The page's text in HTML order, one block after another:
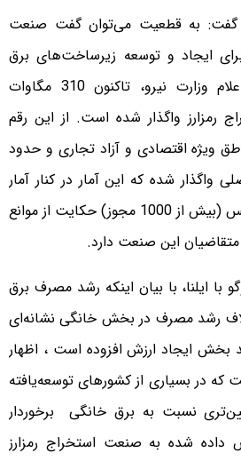
گفت: به قطعیت می‌توان گفت صنعت
ایجاد و توسعه زیرساخت‌های برق
کشور است. بر اساس اعلام وزارت نیرو، تاکنون 310 مگاوات
رمزارز واگذار شده است. از این رقم
مناطق ویژه اقتصادی و آزاد تجاری و حدود
واگذار شده که این آمار در کنار آمار
دریافت‌کنندگان جواز تاسیس (بیش از 1000 مجوز) حکایت از موانع
متقاضیان این صنعت دارد.
ایلنا، با بیان اینکه رشد مصرف برق
رشد مصرف در بخش خانگی نشانه‌ای
بخش ایجاد ارزش افزوده است ، اظهار
در بسیاری از کشورهای توسعه‌یافته
نسبت به برق خانگی برخوردار
داده شده به صنعت استخراج رمزارز